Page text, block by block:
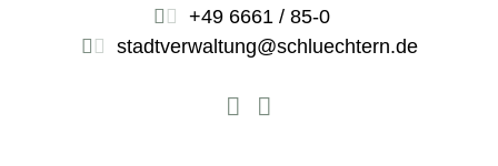
+49 6661 / 85-0
stadtverwaltung@schluechtern.de